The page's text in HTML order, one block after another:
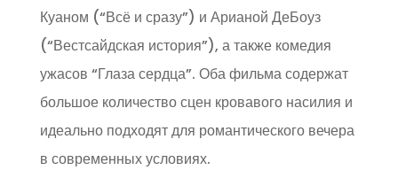
Куаном (“Всё и сразу”) и Арианой ДеБоуз
(“Вестсайдская история”), а также комедия
ужасов “Глаза сердца”. Оба фильма содержат
большое количество сцен кровавого насилия и
идеально подходят для романтического вечера
в современных условиях.